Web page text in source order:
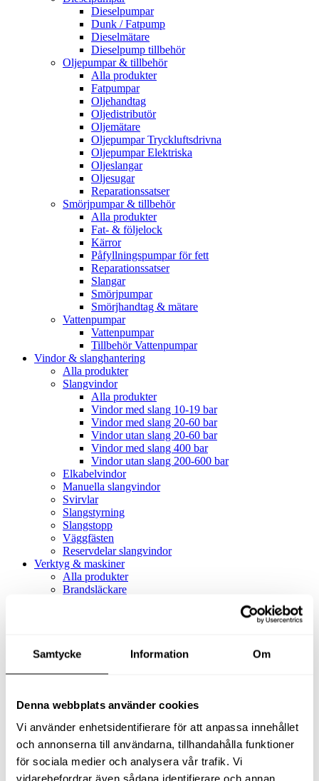
Samtycke Information Om
Denna webbplats använder cookies
Vi använder enhetsidentifierare för att anpassa innehållet
och annonserna till användarna, tillhandahålla funktioner
för sociala medier och analysera vår trafik. Vi
vidarebefordrar även sådana identifierare och annan
Dieselpumpar
Dunk / Fatpump
Dieselmätare
Dieselpump tillbehör
Oljepumpar & tillbehör
Alla produkter
Fatpumpar
Oljehandtag
Oljedistributör
Oljemätare
Oljepumpar Tryckluftsdrivna
Oljepumpar Elektriska
Oljeslangar
Oljesugar
Reparationssatser
Smörjpumpar & tillbehör
Alla produkter
Fat- & följelock
Kärror
Påfyllningspumpar för fett
Reparationssatser
Slangar
Smörjpumpar
Smörjhandtag & mätare
Vattenpumpar
Vattenpumpar
Tillbehör Vattenpumpar
Vindor & slanghantering
Alla produkter
Slangvindor
Alla produkter
Vindor med slang 10-19 bar
Vindor med slang 20-60 bar
Vindor utan slang 20-60 bar
Vindor med slang 400 bar
Vindor utan slang 200-600 bar
Elkabelvindor
Manuella slangvindor
Svirvlar
Slangstyrning
Slangstopp
Väggfästen
Reservdelar slangvindor
Verktyg & maskiner
Alla produkter
Brandsläckare
Alla produkter
Slangfäste
Textil- & Våtdammsugare
Tillbehör Textil- & våtdammsugare
Adaptrar
Dammsugare